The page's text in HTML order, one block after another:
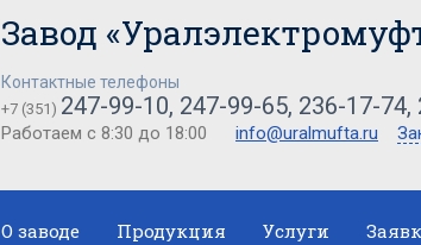
Завод
Контактные телефоны
+7 (351) 247-99-10, 247-99-65, 236-17-74,
Работаем с 8:30 до 18:00 info@uralmufta.ru
О заводе Продукция Услуги